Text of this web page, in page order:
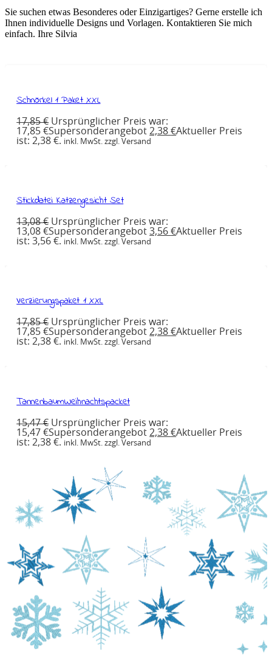
Sie suchen etwas Besonderes oder Einzigartiges? Gerne erstelle ich
Ihnen individuelle Designs und Vorlagen. Kontaktieren Sie mich
einfach. Ihre Silvia
Schnörkel 1 Paket XXL
17,85€ Ursprünglicher Preis war:
17,85 €Supersonderangebot 2,38€Aktueller Preis
ist: 2,38 €. inkl. MwSt. zzgl. Versand
Stickdatei Katzengesicht Set
13,08€ Ursprünglicher Preis war:
13,08 €Supersonderangebot 3,56€Aktueller Preis
ist: 3,56 €. inkl. MwSt. zzgl. Versand
Verzierungspaket 1 XXL
17,85€ Ursprünglicher Preis war:
17,85 €Supersonderangebot 2,38€Aktueller Preis
ist: 2,38 €. inkl. MwSt. zzgl. Versand
TannenbaumWeihnachtspacket
15,47€ Ursprünglicher Preis war:
15,47 €Supersonderangebot 2,38€Aktueller Preis
ist: 2,38 €. inkl. MwSt. zzgl. Versand